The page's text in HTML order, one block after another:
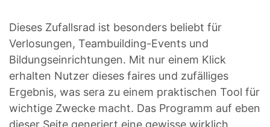
Dieses Zufallsrad ist besonders beliebt für
Verlosungen, Teambuilding-Events und
Bildungseinrichtungen. Mit nur einem Klick
erhalten Nutzer dieses faires und zufälliges
Ergebnis, was sera zu einem praktischen Tool für
wichtige Zwecke macht. Das Programm auf eben
dieser Seite generiert eine gewisse wirklich